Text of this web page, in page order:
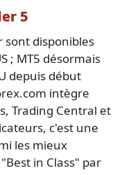
5
sont disponibles
; MT5 désormais
depuis début
intègre
Trading Central et
c'est une
les mieux
in Class" par